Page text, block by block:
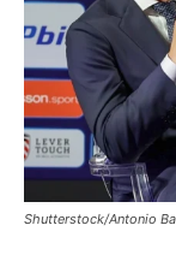
Shutterstock/Antonio